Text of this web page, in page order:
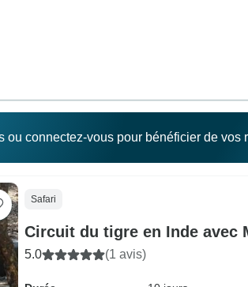
ou connectez-vous pour bénéficier de vos
Safari
Circuit du tigre en Inde avec
5.0 (1 avis)